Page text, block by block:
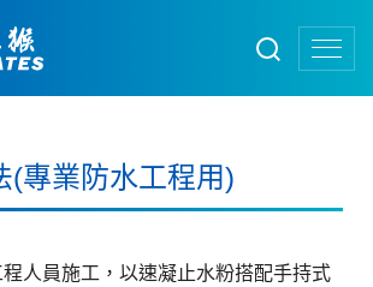
(專業防水工程用)
人員施工，以速凝止水粉搭配手持式